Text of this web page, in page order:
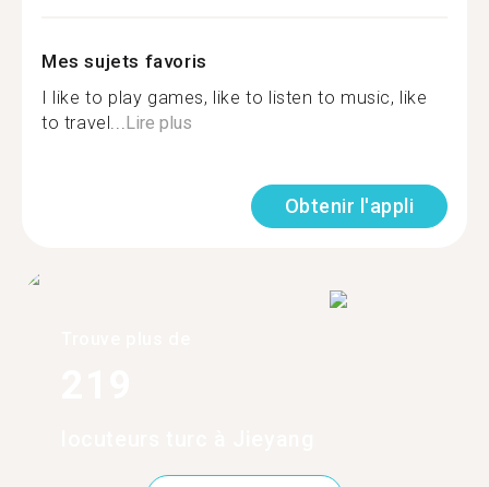
Mes sujets favoris
I like to play games, like to listen to music, like
to travel... Lire plus
Obtenir l'appli